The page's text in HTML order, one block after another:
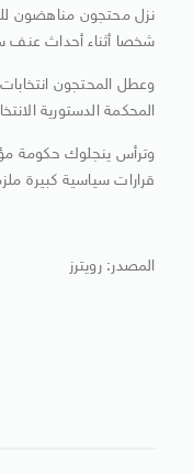
شخصا أثناء أحداث عنف
وعطل المحتجون
المحكمة الدستورية
وترأس ينجلوك حكومة
قرارات سياسية كبيرة
المصدر: رويترز